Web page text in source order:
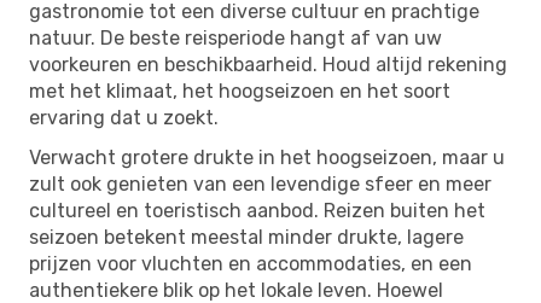
gastronomie tot een diverse cultuur en prachtige
natuur. De beste reisperiode hangt af van uw
voorkeuren en beschikbaarheid. Houd altijd rekening
met het klimaat, het hoogseizoen en het soort
ervaring dat u zoekt.
Verwacht grotere drukte in het hoogseizoen, maar u
zult ook genieten van een levendige sfeer en meer
cultureel en toeristisch aanbod. Reizen buiten het
seizoen betekent meestal minder drukte, lagere
prijzen voor vluchten en accommodaties, en een
authentiekere blik op het lokale leven. Hoewel